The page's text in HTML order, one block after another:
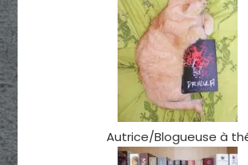
Autrice/Blogueuse à